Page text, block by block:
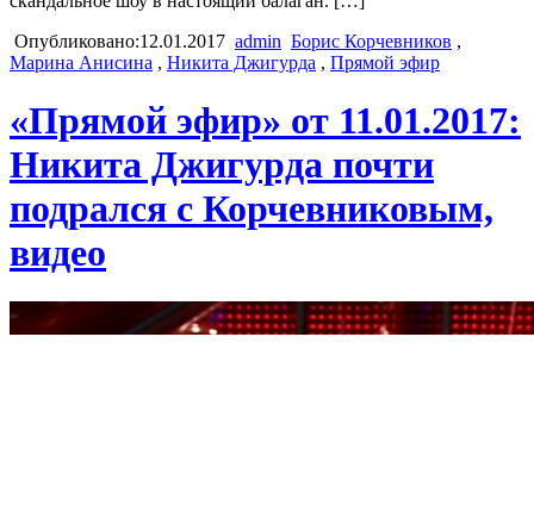
Опубликовано:12.01.2017 admin Борис Корчевников ,
Марина Анисина , Никита Джигурда , Прямой эфир
«Прямой эфир» от 11.01.2017:
Никита Джигурда почти
подрался с Корчевниковым,
видео